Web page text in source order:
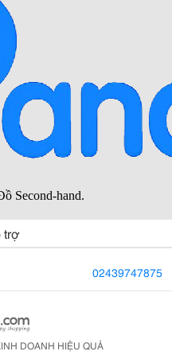
trợ
02439747875
DOANH HIỆU QUẢ